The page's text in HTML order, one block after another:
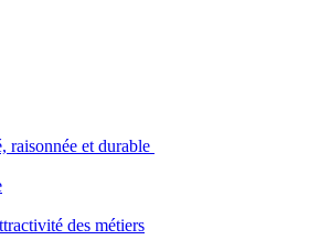
raisonnée et durable
des métiers